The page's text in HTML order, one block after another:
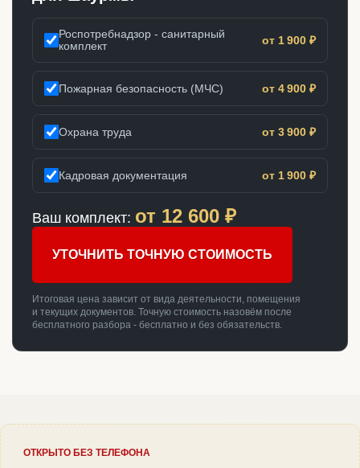
Роспотребнадзор - санитарный
комплект
от 1 900 ₽
Пожарная безопасность (МЧС) от 4 900 ₽
Охрана труда от 3 900 ₽
Кадровая документация от 1 900 ₽
Ваш комплект: от 12 600 ₽
УТОЧНИТЬ ТОЧНУЮ СТОИМОСТЬ
Итоговая цена зависит от вида деятельности, помещения
и текущих документов. Точную стоимость назовём после
бесплатного разбора - бесплатно и без обязательств.
ОТКРЫТО БЕЗ ТЕЛЕФОНА